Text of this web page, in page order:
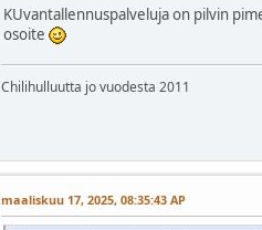
KUvantallennuspalveluja on pilvin
osoite
Chilihulluutta jo vuodesta 2011
maaliskuu 17, 2025, 08:35:43 AP